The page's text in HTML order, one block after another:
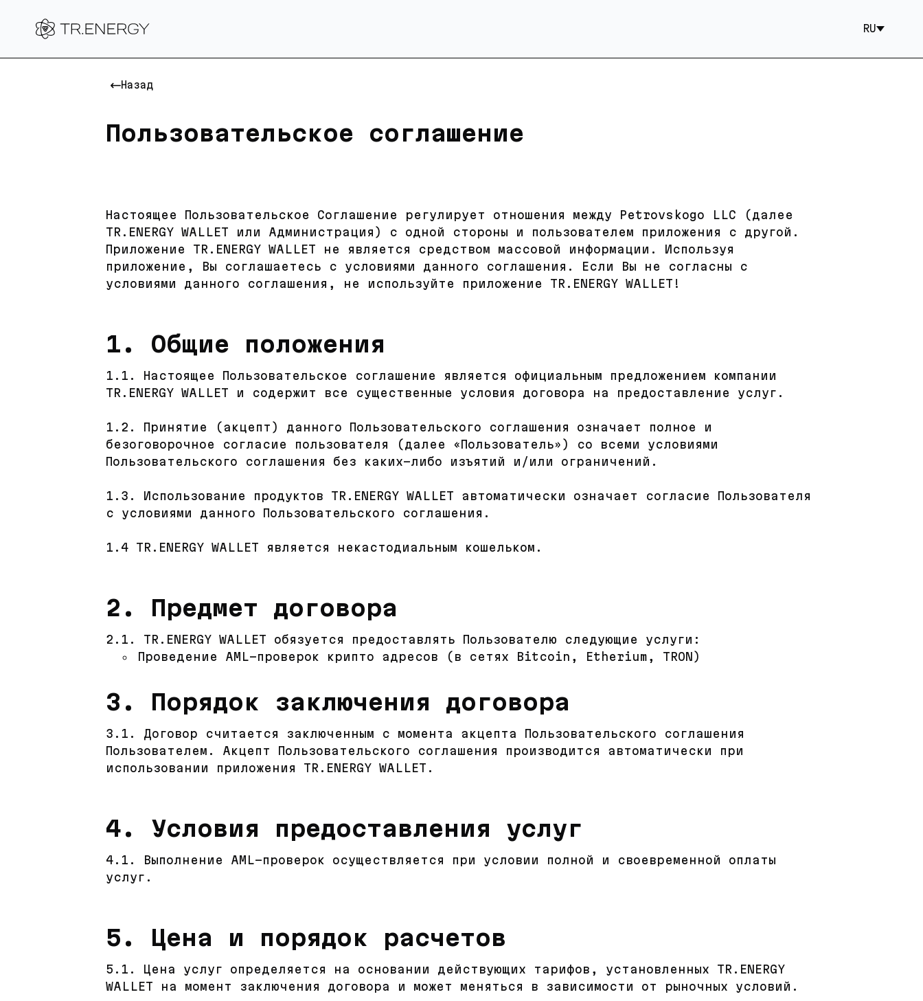
RU
Назад
Пользовательское соглашение
Настоящее Пользовательское Соглашение регулирует отношения между Petrovskogo LLC (далее
TR.ENERGY WALLET или Администрация) с одной стороны и пользователем приложения с другой.
Приложение TR.ENERGY WALLET не является средством массовой информации. Используя
приложение, Вы соглашаетесь с условиями данного соглашения. Если Вы не согласны с
условиями данного соглашения, не используйте приложение TR.ENERGY WALLET!
1. Общие положения
1.1. Настоящее Пользовательское соглашение является официальным предложением компании
TR.ENERGY WALLET и содержит все существенные условия договора на предоставление услуг.
1.2. Принятие (акцепт) данного Пользовательского соглашения означает полное и
безоговорочное согласие пользователя (далее «Пользователь») со всеми условиями
Пользовательского соглашения без каких-либо изъятий и/или ограничений.
1.3. Использование продуктов TR.ENERGY WALLET автоматически означает согласие Пользователя
с условиями данного Пользовательского соглашения.
1.4 TR.ENERGY WALLET является некастодиальным кошельком.
2. Предмет договора
2.1. TR.ENERGY WALLET обязуется предоставлять Пользователю следующие услуги:
Проведение AML-проверок крипто адресов (в сетях Bitcoin, Etherium, TRON)
3. Порядок заключения договора
3.1. Договор считается заключенным с момента акцепта Пользовательского соглашения
Пользователем. Акцепт Пользовательского соглашения производится автоматически при
использовании приложения TR.ENERGY WALLET.
4. Условия предоставления услуг
4.1. Выполнение AML-проверок осуществляется при условии полной и своевременной оплаты
услуг.
5. Цена и порядок расчетов
5.1. Цена услуг определяется на основании действующих тарифов, установленных TR.ENERGY
WALLET на момент заключения договора и может меняться в зависимости от рыночных условий.